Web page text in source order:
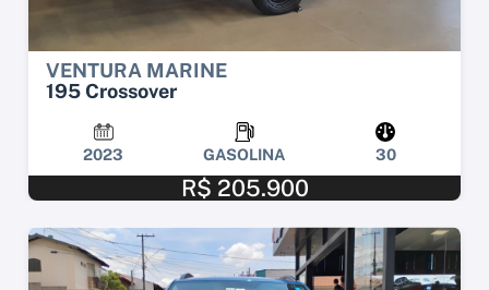
VENTURA MARINE
195 Crossover
2023 GASOLINA 30
R$ 205.900